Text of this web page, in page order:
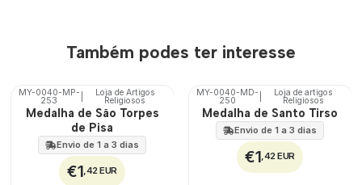
Também podes ter interesse
🇵🇹
100%
MY-0040-MP-
253
Loja de Artigos
Religiosos
Medalha de São Torpes
de Pisa
Envio de 1 a 3 dias
€1,42 EUR
🇵🇹
100%
MY-0040-MD-
250
Loja de artigos
Religiosos
Medalha de Santo Tirso
Envio de 1 a 3 dias
€1,42 EUR